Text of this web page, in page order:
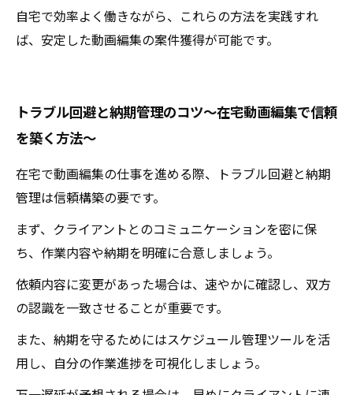
自宅で効率よく働きながら、これらの方法を実践すれ
ば、安定した動画編集の案件獲得が可能です。
トラブル回避と納期管理のコツ〜在宅動画編集で信頼
を築く方法〜
在宅で動画編集の仕事を進める際、トラブル回避と納期
管理は信頼構築の要です。
まず、クライアントとのコミュニケーションを密に保
ち、作業内容や納期を明確に合意しましょう。
依頼内容に変更があった場合は、速やかに確認し、双方
の認識を一致させることが重要です。
また、納期を守るためにはスケジュール管理ツールを活
用し、自分の作業進捗を可視化しましょう。